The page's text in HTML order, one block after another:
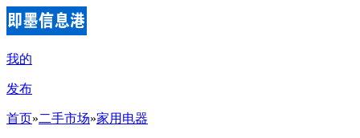
我的
发布
首页»二手市场»家用电器